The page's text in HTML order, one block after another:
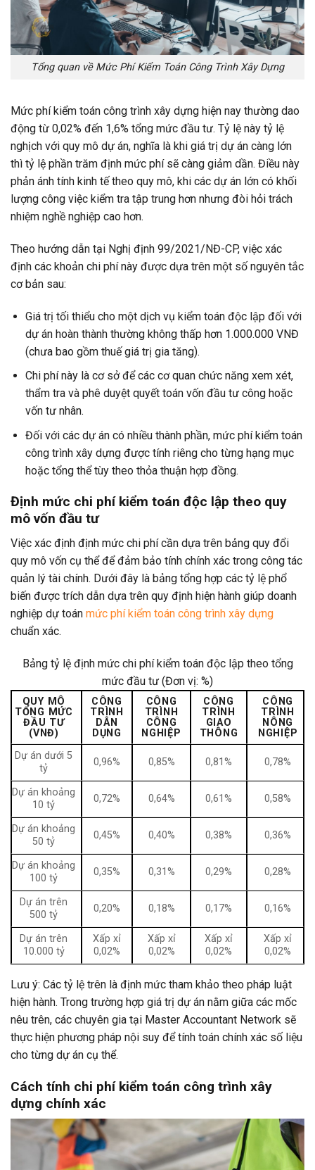
Tổng quan về Mức Phí Kiểm Toán Công Trình Xây Dựng
Mức phí kiểm toán công trình xây dựng hiện nay thường dao
động từ 0,02% đến 1,6% tổng mức đầu tư. Tỷ lệ này tỷ lệ
nghịch với quy mô dự án, nghĩa là khi giá trị dự án càng lớn
thì tỷ lệ phần trăm định mức phí sẽ càng giảm dần. Điều này
phản ánh tính kinh tế theo quy mô, khi các dự án lớn có khối
lượng công việc kiểm tra tập trung hơn nhưng đòi hỏi trách
nhiệm nghề nghiệp cao hơn.
Theo hướng dẫn tại Nghị định 99/2021/NĐ-CP, việc xác
định các khoản chi phí này được dựa trên một số nguyên tắc
cơ bản sau:
Giá trị tối thiểu cho một dịch vụ kiểm toán độc lập đối với
dự án hoàn thành thường không thấp hơn 1.000.000 VNĐ
(chưa bao gồm thuế giá trị gia tăng).
Chi phí này là cơ sở để các cơ quan chức năng xem xét,
thẩm tra và phê duyệt quyết toán vốn đầu tư công hoặc
vốn tư nhân.
Đối với các dự án có nhiều thành phần, mức phí kiểm toán
công trình xây dựng được tính riêng cho từng hạng mục
hoặc tổng thể tùy theo thỏa thuận hợp đồng.
Định mức chi phí kiểm toán độc lập theo quy
mô vốn đầu tư
Việc xác định định mức chi phí cần dựa trên bảng quy đổi
quy mô vốn cụ thể để đảm bảo tính chính xác trong công tác
quản lý tài chính. Dưới đây là bảng tổng hợp các tỷ lệ phổ
biến được trích dẫn dựa trên quy định hiện hành giúp doanh
nghiệp dự toán mức phí kiểm toán công trình xây dựng
chuẩn xác.
Bảng tỷ lệ định mức chi phí kiểm toán độc lập theo tổng
mức đầu tư (Đơn vị: %)
QUY MÔ
TỔNG MỨC
ĐẦU TƯ
(VNĐ)
CÔNG
TRÌNH
DÂN
DỤNG
CÔNG
TRÌNH
CÔNG
NGHIỆP
CÔNG
TRÌNH
GIAO
THÔNG
CÔNG
TRÌNH
NÔNG
NGHIỆP
Dự án dưới 5
tỷ
0,96% 0,85% 0,81% 0,78%
Dự án khoảng
10 tỷ
0,72% 0,64% 0,61% 0,58%
Dự án khoảng
50 tỷ
0,45% 0,40% 0,38% 0,36%
Dự án khoảng
100 tỷ
0,35% 0,31% 0,29% 0,28%
Dự án trên
500 tỷ
0,20% 0,18% 0,17% 0,16%
Dự án trên
10.000 tỷ
Xấp xỉ
0,02%
Xấp xỉ
0,02%
Xấp xỉ
0,02%
Xấp xỉ
0,02%
Lưu ý: Các tỷ lệ trên là định mức tham khảo theo pháp luật
hiện hành. Trong trường hợp giá trị dự án nằm giữa các mốc
nêu trên, các chuyên gia tại Master Accountant Network sẽ
thực hiện phương pháp nội suy để tính toán chính xác số liệu
cho từng dự án cụ thể.
Cách tính chi phí kiểm toán công trình xây
dựng chính xác